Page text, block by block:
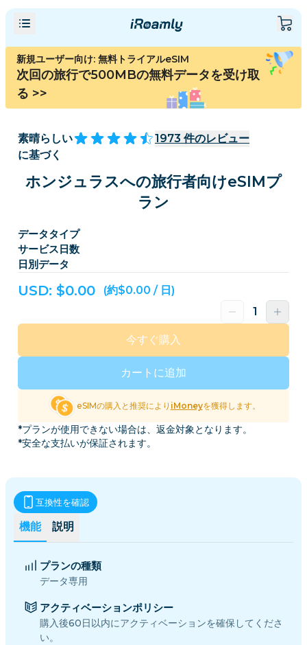
新規ユーザー向け: 無料トライアルeSIM
次回の旅行で500MBの無料データを受け取
る >>
素晴らしい 1973 件のレビュー
に基づく
ホンジュラスへの旅行者向けeSIMプ
ラン
データタイプ
サービス日数
日別データ
USD: $0.00 (約$0.00 / 日)
カートに追加
今すぐ購入
eSIMの購入と推奨により iMoneyを獲得します。
*プランが使用できない場合は、返金対象となります。
*安全な支払いが保証されます。
機能 説明
互換性を確認
プランの種類
データ専用
アクティベーションポリシー
購入後60日以内にアクティベーションを確保してくださ
い。